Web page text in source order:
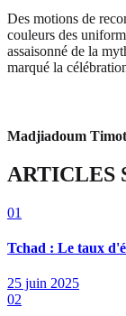
Des motions de
couleurs des
assaisonné de la
marqué la
Madjiadoum
ARTICLES
01
Tchad : Le taux
25 juin 2025
02